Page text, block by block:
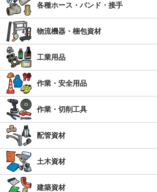
各種ホース・バンド・接手
物流機器・梱包資材
工業用品
作業・安全用品
作業・切削工具
配管資材
土木資材
建築資材